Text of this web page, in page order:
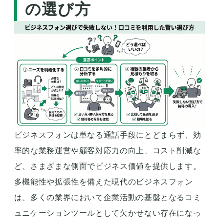
の選び方
ビジネスフォンは単なる通話手段にとどまらず、効
率的な業務運営や顧客対応力の向上、コスト削減な
ど、さまざまな側面でビジネス価値を提供します。
多機能性や拡張性を備えた現代のビジネスフォン
は、多くの業界において企業活動の基盤となるコミ
ュニケーションツールとして欠かせない存在になっ